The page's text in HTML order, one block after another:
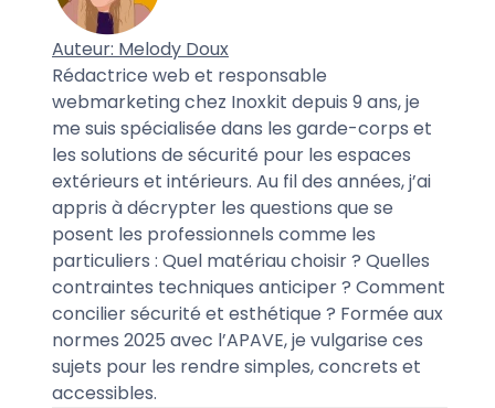
Auteur: Melody Doux
Rédactrice web et responsable
webmarketing chez Inoxkit depuis 9 ans, je
me suis spécialisée dans les garde-corps et
les solutions de sécurité pour les espaces
extérieurs et intérieurs. Au fil des années, j’ai
appris à décrypter les questions que se
posent les professionnels comme les
particuliers : Quel matériau choisir ? Quelles
contraintes techniques anticiper ? Comment
concilier sécurité et esthétique ? Formée aux
normes 2025 avec l’APAVE, je vulgarise ces
sujets pour les rendre simples, concrets et
accessibles.